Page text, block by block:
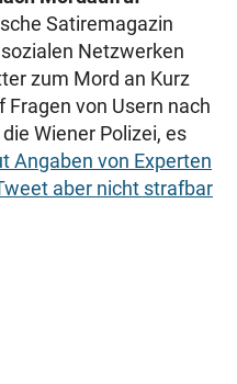
Satiremagazin
Netzwerken
zum Mord an Kurz
von Usern nach
Wiener Polizei, es
Angaben von Experten
aber nicht strafbar